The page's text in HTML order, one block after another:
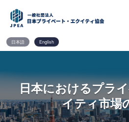
content
日本語 English
日本におけるプラ
イティ市場